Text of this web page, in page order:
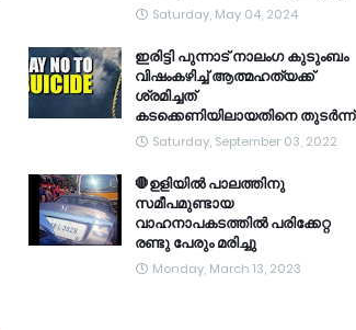
Saturday, May 04, 2024
ഇരിട്ടി പുന്നാട് നാലംഗ കുടുംബം
വിഷംകഴിച്ച്‌ ആത്മഹത്യക്ക്
ശ്രമിച്ചത്
കടക്കെണിയിലായതിനെ തുടർന്ന്
Saturday, September 03, 2022
🛑ഉളിയിൽ പാലത്തിനു
സമീപമുണ്ടായ
വാഹനാപകടത്തിൽ പരിക്കേറ്റ
രണ്ടു പേരും മരിച്ചു
Monday, March 13, 2023